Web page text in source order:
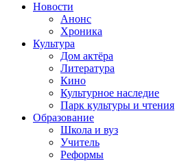
Новости
Анонс
Хроника
Культура
Дом актёра
Литература
Кино
Культурное наследие
Парк культуры и чтения
Образование
Школа и вуз
Учитель
Реформы